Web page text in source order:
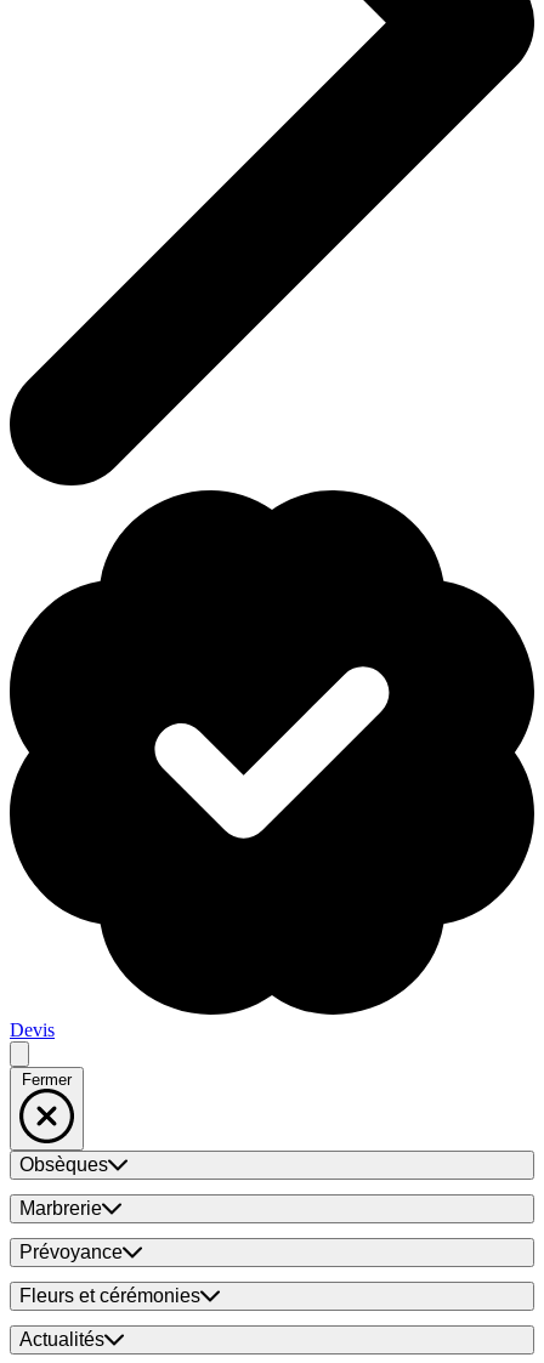
Devis
Fermer
Obsèques
Marbrerie
Prévoyance
Fleurs et cérémonies
Actualités